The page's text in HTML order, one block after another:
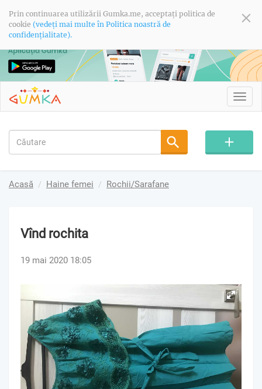
Prin continuarea utilizării Gumka.me, acceptați politica de
cookie (vedeți mai multe în Politica noastră de
confidențialitate).
Acasă Haine femei Rochii/Sarafane
Vînd rochita
19 mai 2020 18:05